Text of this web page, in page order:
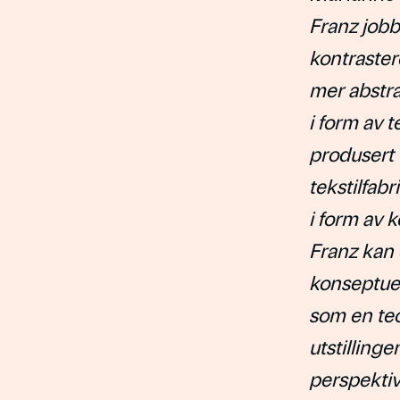
Franz
mer
i form av
produsert
i form av
Franz
som en